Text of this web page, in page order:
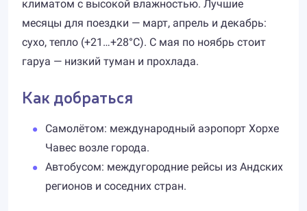
климатом с высокой влажностью. Лучшие
месяцы для поездки — март, апрель и декабрь:
сухо, тепло (+21…+28°C). С мая по ноябрь стоит
гаруа — низкий туман и прохлада.
Как добраться
Самолётом: международный аэропорт Хорхе
Чавес возле города.
Автобусом: междугородние рейсы из Андских
регионов и соседних стран.